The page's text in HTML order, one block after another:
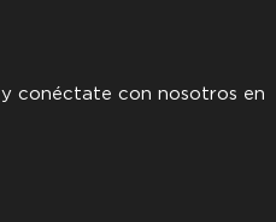
y conéctate con nosotros en